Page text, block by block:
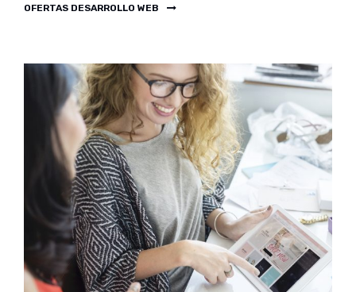
OFERTAS DESARROLLO WEB